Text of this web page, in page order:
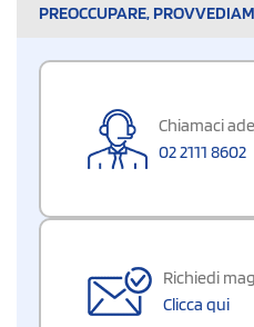
PREOCCUPARE,
Chiamaci
02 2111 8602
Richiedi
Clicca qui